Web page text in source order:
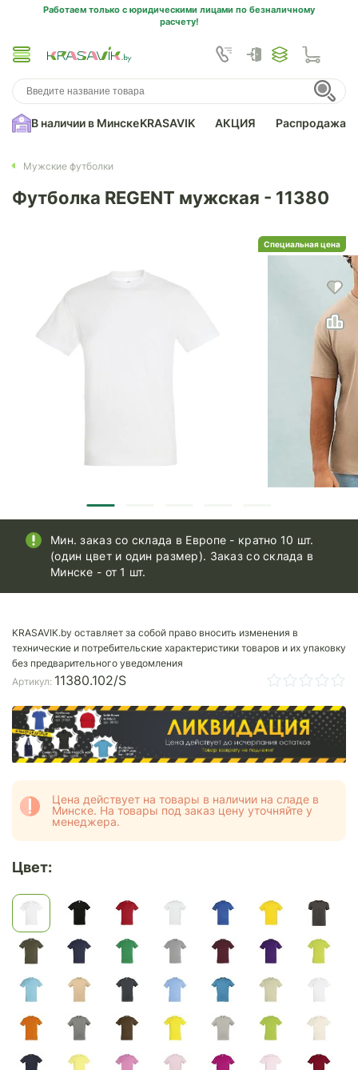
Работаем только с юридическими лицами по безналичному
расчету!
В наличии в МинскеKRASAVIK АКЦИЯ Распродажа
Мужские футболки
Футболка REGENT мужская - 11380
Специальная цена
Мин. заказ со склада в Европе - кратно 10 шт.
(один цвет и один размер). Заказ со склада в
Минске - от 1 шт.
KRASAVIK.by оставляет за собой право вносить изменения в
технические и потребительские характеристики товаров и их упаковку
без предварительного уведомления
Артикул: 11380.102/S
Цена действует на товары в наличии на сладе в
Минске. На товары под заказ цену уточняйте у
менеджера.
Цвет: